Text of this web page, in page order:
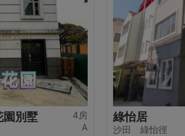
4房
A
別墅 綠怡居
沙田 綠怡徑